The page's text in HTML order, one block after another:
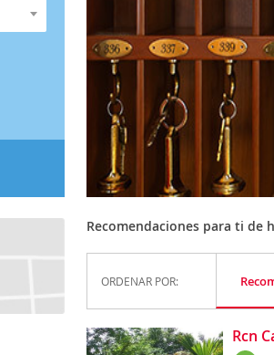
Recomendaciones para ti de
ORDENAR POR:
Rcn